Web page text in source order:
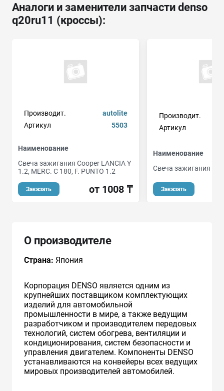
Аналоги и заменители запчасти denso
q20ru11 (кроссы):
Производит.
autolite
Артикул
5503
Наименование
Свеча зажигания Cooper LANCIA Y
1.2, MERC. C 180, F. PUNTO 1.2
Заказать от 1008 ₸
Производит.
Артикул
Наименование
Свеча зажигания
Заказать
О производителе
Страна: Япония
Корпорация DENSO является одним из
крупнейших поставщиком комплектующих
изделий для автомобильной
промышленности в мире, а также ведущим
разработчиком и производителем передовых
технологий, систем обогрева, вентиляции и
кондиционирования, систем безопасности и
управления двигателем. Компоненты DENSO
устанавливаются на конвейеры всех ведущих
мировых производителей автомобилей.